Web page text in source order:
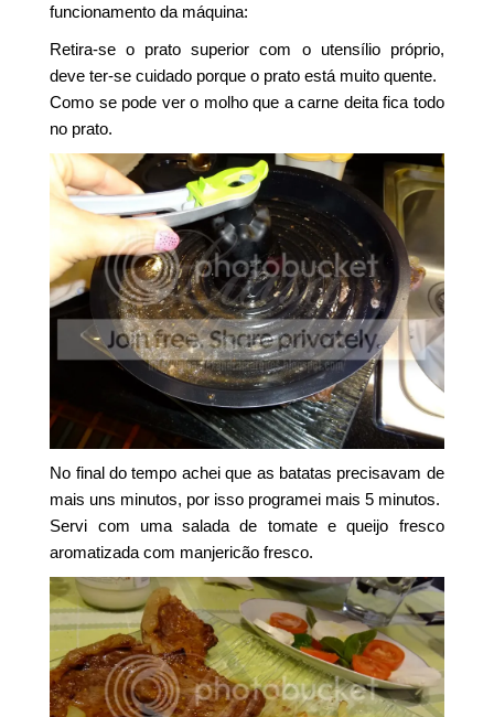
funcionamento da máquina:
Retira-se o prato superior com o utensílio próprio,
deve ter-se cuidado porque o prato está muito quente.
Como se pode ver o molho que a carne deita fica todo
no prato.
No final do tempo achei que as batatas precisavam de
mais uns minutos, por isso programei mais 5 minutos.
Servi com uma salada de tomate e queijo fresco
aromatizada com manjericão fresco.